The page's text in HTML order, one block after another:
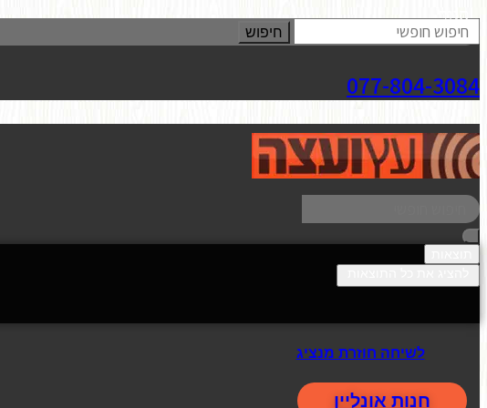
חיפוש
077-804-3084
לשיחה חוזרת מנציג
חנות אונליין
סגור